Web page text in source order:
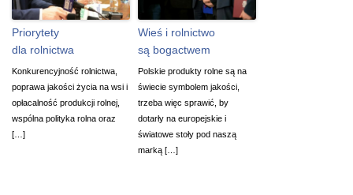
Priorytety
dla rolnictwa
Konkurencyjność rolnictwa,
poprawa jakości życia na wsi i
opłacalność produkcji rolnej,
wspólna polityka rolna oraz
[…]
Wieś i rolnictwo
są bogactwem
Polskie produkty rolne są na
świecie symbolem jakości,
trzeba więc sprawić, by
dotarły na europejskie i
światowe stoły pod naszą
marką […]